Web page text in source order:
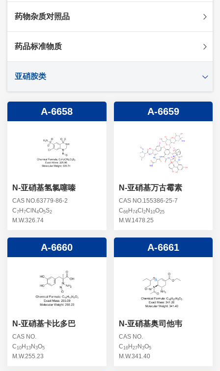
头孢他啶杂质
头孢米诺杂质
头孢吡肟杂质
头孢地嗪钠杂质
头孢噻肟杂质
头孢曲松钠杂质
头孢他美酯杂质
青霉素杂质
头孢羟氨苄杂质
头孢西丁杂质
头孢卡品酯杂质
头孢唑肟杂质
替卡西林杂质
阿洛西林杂质
美洛西林杂质
多立培南杂质
厄他培南杂质
多尼培南杂质
利福平杂质
苄丝肼杂质
克拉霉素杂质
螺旋霉素杂质
克拉维酸钾杂质
替加环素杂质
土霉素杂质
林可霉素杂质
药物杂质对照品
杂质对照品
药品标准物质
亚硝胺类
A-6658
N-亚硝基氢氯噻嗪
CAS NO.63779-86-2
C7 H 7ClN 4O5S2
M.W.326.74
A-6659
N-亚硝基万古霉素
CAS NO.155386-25-7
C66H 74Cl 2N 10O25
M.W.1478.25
A-6660
N-亚硝基卡比多巴
CAS NO.
C10 H 13 N 3O5
M.W.255.23
A-6661
N-亚硝基奥司他韦
CAS NO.
C16H 27N 3O5
M.W.341.40